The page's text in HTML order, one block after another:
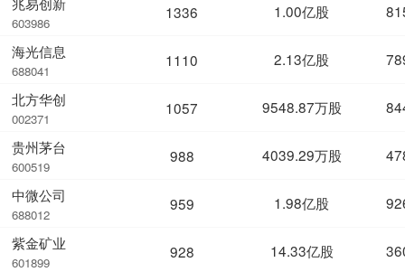
603986
海光信息
688041
北方华创
002371
贵州茅台
600519
中微公司
688012
紫金矿业
601899
1336 1.00亿股
1110 2.13亿股
1057 9548.87万股
988 4039.29万股
959 1.98亿股
928 14.33亿股